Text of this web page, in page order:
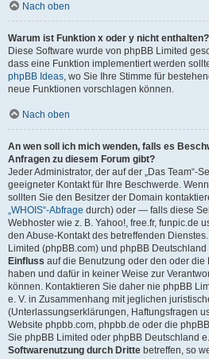
Nach oben
Warum ist Funktion x oder y nicht enthalten?
Diese Software wurde von phpBB Limited
dass eine Funktion implementiert werden
phpBB Ideas, wo Sie Ihre Stimme für
neue Funktionen vorschlagen können.
Nach oben
An wen soll ich mich wenden, falls es
Anfragen zu diesem Forum gibt?
Jeder Administrator, der auf der „Das Team“-
geeigneter Kontakt für Ihre Beschwerde.
sollten Sie den Besitzer der Domain
„WHOIS“-Abfrage durch) oder — falls diese
Webhoster wie z. B. Yahoo!, free.fr, funpic.de
den Abuse-Kontakt des betreffenden
Limited (phpBB.com) und phpBB Deutschland
Einfluss auf die Benutzung oder den oder die
haben und dafür in keiner Weise zur
können. Kontaktieren Sie daher nie phpBB
e. V. in Zusammenhang mit jeglichen
(Unterlassungserklärungen, Haftungsfragen
Website phpbb.com, phpbb.de oder die
Sie phpBB Limited oder phpBB Deutschland
Softwarenutzung durch Dritte betreffen, so